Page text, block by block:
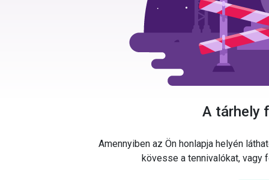
A tárhely
Amennyiben az Ön honlapja helyén
kövesse a tennivalókat, vagy